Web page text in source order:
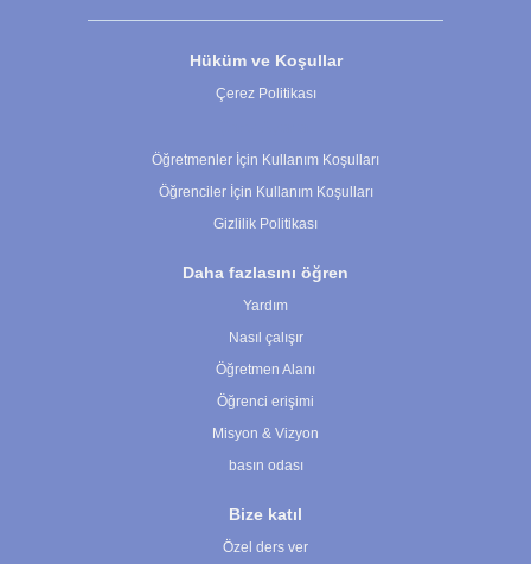
Hüküm ve Koşullar
Çerez Politikası
Öğretmenler İçin Kullanım Koşulları
Öğrenciler İçin Kullanım Koşulları
Gizlilik Politikası
Daha fazlasını öğren
Yardım
Nasıl çalışır
Öğretmen Alanı
Öğrenci erişimi
Misyon & Vizyon
basın odası
Bize katıl
Özel ders ver